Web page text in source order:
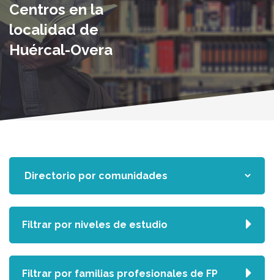
Centros en la
localidad de
Huércal-Overa
Filtrar por niveles de estudio
Filtrar por familias profesionales de FP